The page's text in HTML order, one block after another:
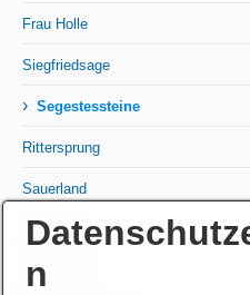
Frau Holle
Siegfriedsage
› Segestessteine
Rittersprung
Sauerland
Königsborn
Wittekind
n